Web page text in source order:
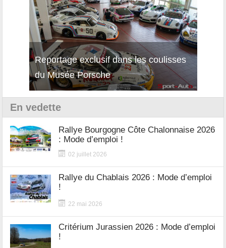
Reportage exclusif dans les coulisses
du Musée Porsche
En vedette
Rallye Bourgogne Côte Chalonnaise 2026
: Mode d’emploi !
02 juillet 2026
Rallye du Chablais 2026 : Mode d’emploi
!
22 mai 2026
Critérium Jurassien 2026 : Mode d’emploi
!